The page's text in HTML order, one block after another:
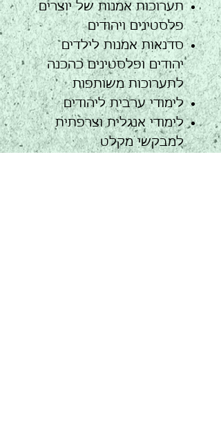
תערוכות אמנות של יוצרים
פלסטינים ויהודים
סדנאות אמנות לילדים
יהודים ופלסטינים כהכנה
לתערוכות משותפות
לימודי ערבית ליהודים
לימודי אנגלית וצרפתית
למבקשי מקלט